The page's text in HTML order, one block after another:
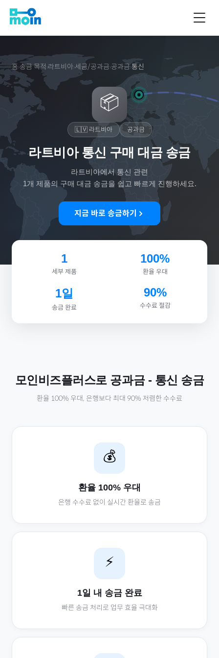
홈›송금 목적 ›라트비아›세금/공과금›공과금›통신
📦
🇱🇻 라트비아 공과금
라트비아 통신 구매 대금 송금
라트비아에서 통신 관련
1개 제품의 구매 대금 송금을 쉽고 빠르게 진행하세요.
지금 바로 송금하기
1
세부 제품
100%
환율 우대
1일
송금 완료
90%
수수료 절감
모인비즈플러스로 공과금- 통신 송금
환율 100% 우대, 은행보다 최대 90% 저렴한 수수료
💰
환율 100% 우대
은행 수수료 없이 실시간 환율로 송금
⚡
1일 내 송금 완료
빠른 송금 처리로 업무 효율 극대화